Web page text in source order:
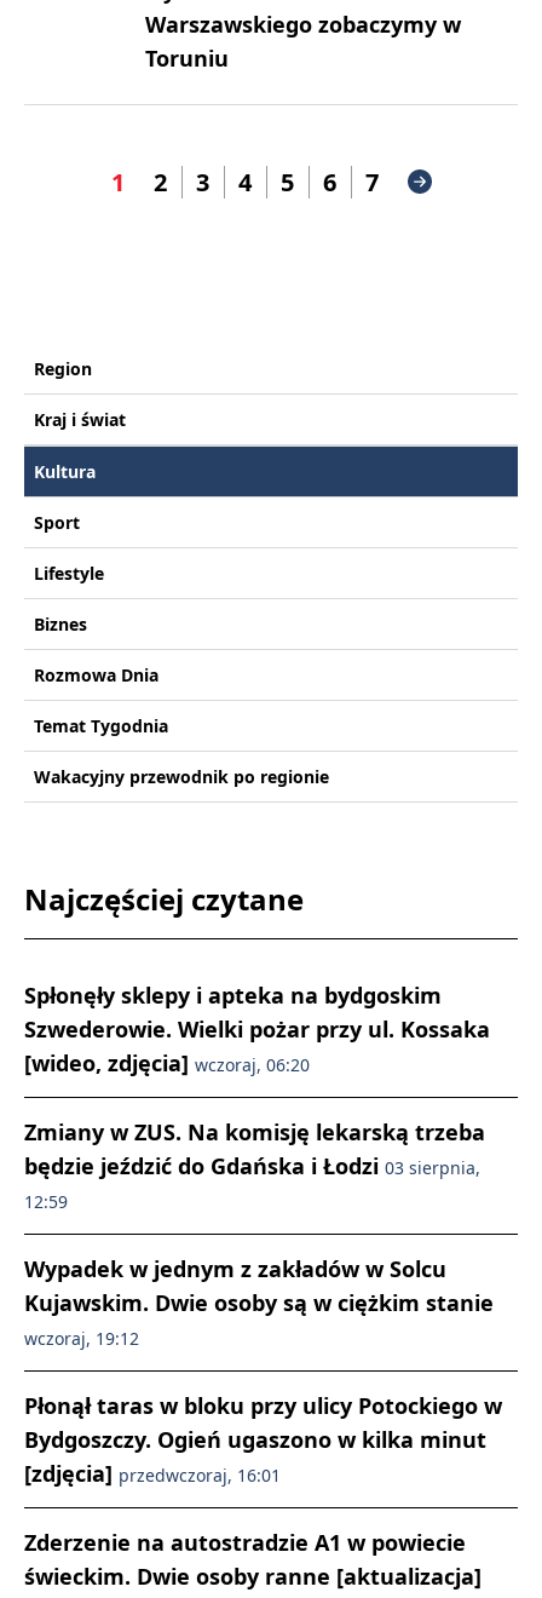
Warszawskiego zobaczymy w
Toruniu
1 2 3 4 5 6 7
Region
Kraj i świat
Kultura
Sport
Lifestyle
Biznes
Rozmowa Dnia
Temat Tygodnia
Wakacyjny przewodnik po regionie
Najczęściej czytane
Spłonęły sklepy i apteka na bydgoskim
Szwederowie. Wielki pożar przy ul. Kossaka
[wideo, zdjęcia] wczoraj, 06:20
Zmiany w ZUS. Na komisję lekarską trzeba
będzie jeździć do Gdańska i Łodzi 03 sierpnia,
12:59
Wypadek w jednym z zakładów w Solcu
Kujawskim. Dwie osoby są w ciężkim stanie
wczoraj, 19:12
Płonął taras w bloku przy ulicy Potockiego w
Bydgoszczy. Ogień ugaszono w kilka minut
[zdjęcia] przedwczoraj, 16:01
Zderzenie na autostradzie A1 w powiecie
świeckim. Dwie osoby ranne [aktualizacja]